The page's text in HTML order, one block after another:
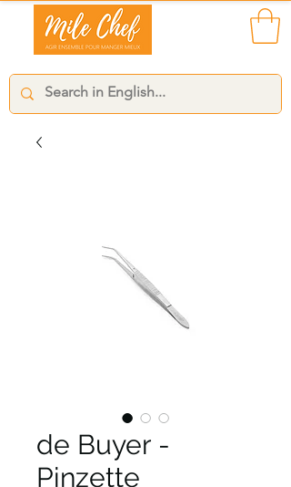
de Buyer -
Pinzette